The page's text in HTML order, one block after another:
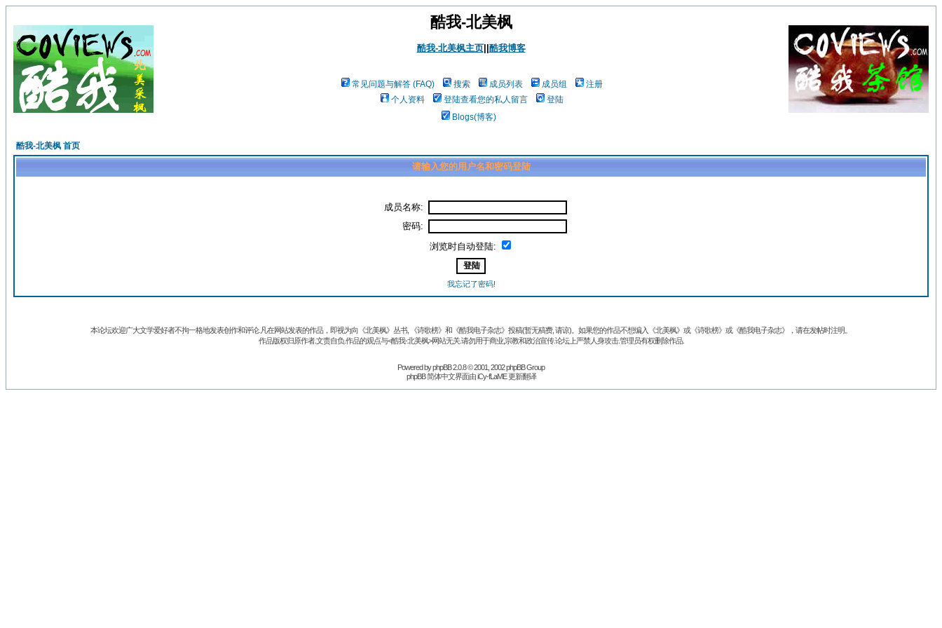
酷我-北美枫
酷我-北美枫主页|| 酷我博客
常见问题与解答 (FAQ) 搜索 成员列表 成员组
注册
个人资料
登陆查看您的私人留言
登陆
Blogs(博客)
酷我-北美枫 首页
请输入您的用户名和密码登陆
成员名称:
密码:
浏览时自动登陆:
我忘记了密码!
本论坛欢迎广大文学爱好者不拘一格地发表创作和评论.凡在网站发表的作品，即视为向《北美枫》丛书, 《诗歌榜》和《酷我电子杂志》投稿(暂无稿费, 请谅)。如果您的作品不想编入《北美枫》或《诗歌榜》或《酷我电子杂志》，请在发帖时注明。
作品版权归原作者.文责自负.作品的观点与<酷我-北美枫>网站无关.请勿用于商业,宗教和政治宣传.论坛上严禁人身攻击.管理员有权删除作品.
Powered byphpBB2.0.8 © 2001, 2002 phpBB Group
phpBB 简体中文界面由 iCy-fLaME 更新翻译